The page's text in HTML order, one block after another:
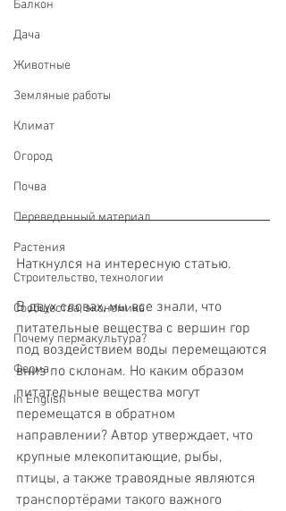
Балкон
Дача
Животные
Земляные работы
Климат
Огород
Почва
Переведенный материал
Растения
Строительство, технологии
Сообщества, экономика
Почему пермакультура?
Ферма
In English
Наткнулся на интересную статью.
В двух словах, мы все знали, что
питательные вещества с вершин гор
под воздействием воды перемещаются
вниз по склонам. Но каким образом
питательные вещества могут
перемещатся в обратном
направлении? Автор утверждает, что
крупные млекопитающие, рыбы,
птицы, а также травоядные являются
транспортёрами такого важного